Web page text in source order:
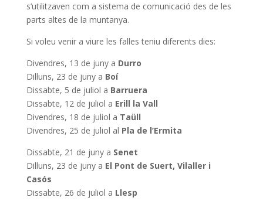
s’utilitzaven com a sistema de comunicació des de les
parts altes de la muntanya.
Si voleu venir a viure les falles teniu diferents dies:
Divendres, 13 de juny a Durro
Dilluns, 23 de juny a Boí
Dissabte, 5 de juliol a Barruera
Dissabte, 12 de juliol a Erill la Vall
Divendres, 18 de juliol a Taüll
Divendres, 25 de juliol al Pla de l’Ermita
Dissabte, 21 de juny a Senet
Dilluns, 23 de juny a El Pont de Suert, Vilaller i
Casós
Dissabte, 26 de juliol a Llesp